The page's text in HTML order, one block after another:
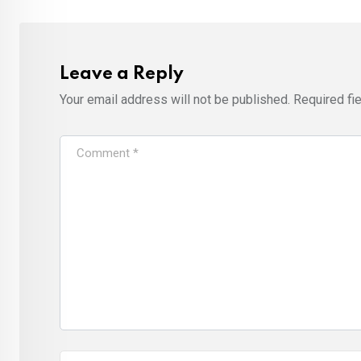
Leave a Reply
Your email address will not be published. Required